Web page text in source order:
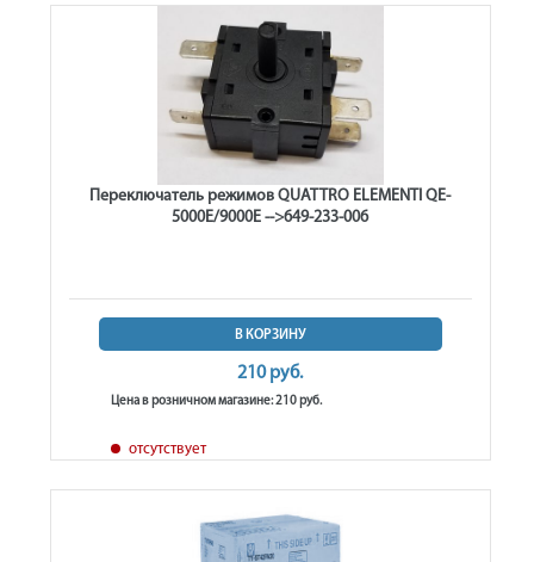
Переключатель режимов QUATTRO ELEMENTI QE-
5000E/9000E -->649-233-006
В КОРЗИНУ
210 руб.
Цена в розничном магазине: 210 руб.
отсутствует